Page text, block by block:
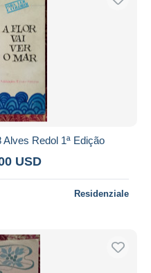
Redol 1ª Edição
USD
Residenziale